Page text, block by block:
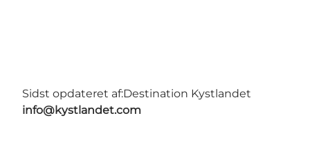
Sidst opdateret af:Destination Kystlandet
info@kystlandet.com